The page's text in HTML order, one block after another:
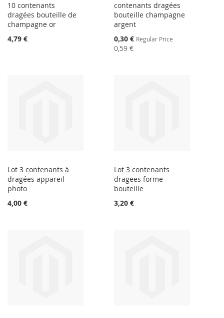
10 contenants
dragées bouteille de
champagne or
4,79 €
contenants dragées
bouteille champagne
argent
Special
Price
0,30 € Regular Price
0,59 €
Lot 3 contenants à
dragées appareil
photo
4,00 €
Lot 3 contenants
dragees forme
bouteille
3,20 €